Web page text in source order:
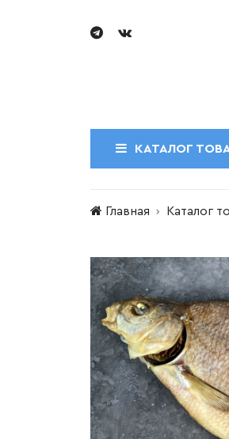
КАТАЛОГ
Главная Каталог